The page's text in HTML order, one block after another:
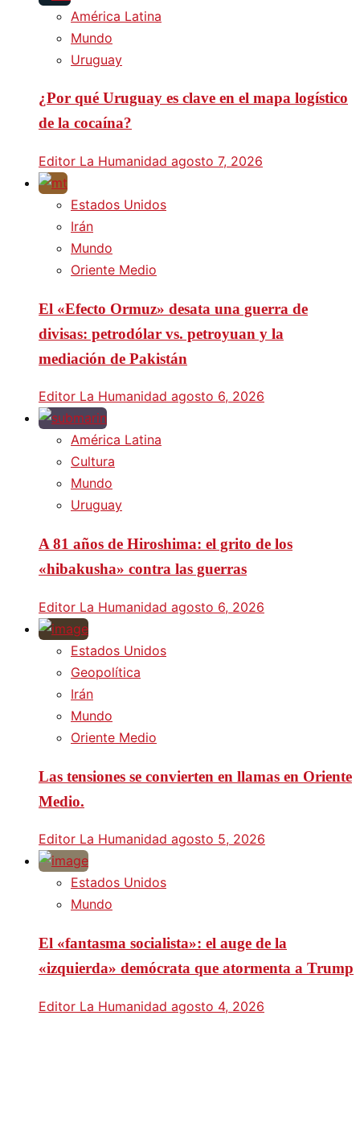
América Latina
Mundo
Uruguay
¿Por qué Uruguay es clave en el mapa logístico
de la cocaína?
Editor La Humanidad agosto 7, 2026
Estados Unidos
Irán
Mundo
Oriente Medio
El «Efecto Ormuz» desata una guerra de
divisas: petrodólar vs. petroyuan y la
mediación de Pakistán
Editor La Humanidad agosto 6, 2026
América Latina
Cultura
Mundo
Uruguay
A 81 años de Hiroshima: el grito de los
«hibakusha» contra las guerras
Editor La Humanidad agosto 6, 2026
Estados Unidos
Geopolítica
Irán
Mundo
Oriente Medio
Las tensiones se convierten en llamas en Oriente
Medio.
Editor La Humanidad agosto 5, 2026
Estados Unidos
Mundo
El «fantasma socialista»: el auge de la
«izquierda» demócrata que atormenta a Trump
Editor La Humanidad agosto 4, 2026